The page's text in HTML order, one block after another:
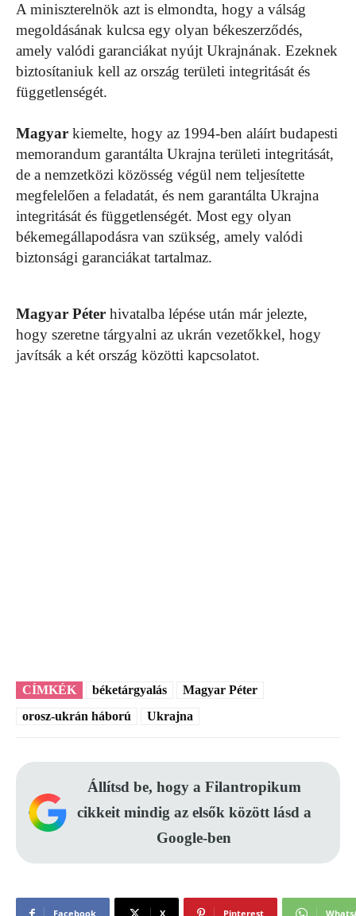
A miniszterelnök azt is elmondta, hogy a válság
megoldásának kulcsa egy olyan békeszerződés,
amely valódi garanciákat nyújt Ukrajnának. Ezeknek
biztosítaniuk kell az ország területi integritását és
függetlenségét.
Magyar kiemelte, hogy az 1994-ben aláírt budapesti
memorandum garantálta Ukrajna területi integritását,
de a nemzetközi közösség végül nem teljesítette
megfelelően a feladatát, és nem garantálta Ukrajna
integritását és függetlenségét. Most egy olyan
békemegállapodásra van szükség, amely valódi
biztonsági garanciákat tartalmaz.
Magyar Péter hivatalba lépése után már jelezte,
hogy szeretne tárgyalni az ukrán vezetőkkel, hogy
javítsák a két ország közötti kapcsolatot.
CÍMKÉK béketárgyalás
Magyar Péter
orosz-ukrán háború
Ukrajna
Állítsd be, hogy a Filantropikum
cikkeit mindig az elsők között lásd a
Google-ben
Facebook X Pinterest